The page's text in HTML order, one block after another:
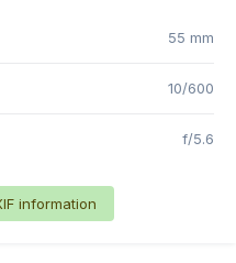
55 mm
10/600
f/5.6
information